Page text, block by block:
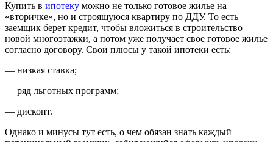
Купить в ипотеку можно не только готовое жилье на
«вторичке», но и строящуюся квартиру по ДДУ. То есть
заемщик берет кредит, чтобы вложиться в строительство
новой многоэтажки, а потом уже получает свое готовое жилье
согласно договору. Свои плюсы у такой ипотеки есть:
— низкая ставка;
— ряд льготных программ;
— дисконт.
Однако и минусы тут есть, о чем обязан знать каждый